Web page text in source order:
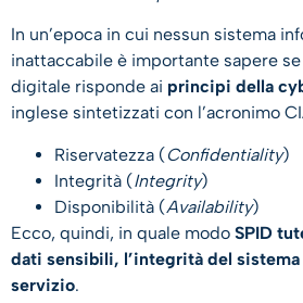
In un’epoca in cui nessun sistema
inattaccabile è importante sapere
digitale risponde ai principi della
inglese sintetizzati con l’acronimo
Riservatezza (Confidentiality)
Integrità (Integrity)
Disponibilità (Availability)
Ecco, quindi, in quale modo SPID
dati sensibili, l’integrità del
servizio.